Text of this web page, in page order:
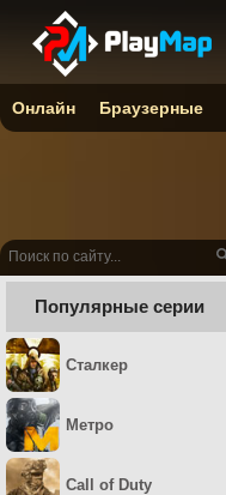
Популярные серии
Сталкер
Метро
Call of Duty
Онлайн Браузерные